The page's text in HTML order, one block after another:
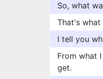
So, what
That's
I tell you
From what
get.